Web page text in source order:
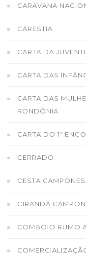
CARAVANA
CARESTIA
CARTA DA
CARTA DAS
CARTA DAS
RONDÔNIA
CARTA DO 1º
CERRADO
CESTA
CIRANDA
COMBOIO RUMO